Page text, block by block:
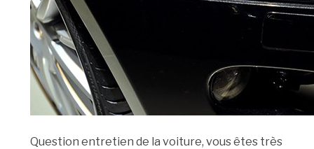
Question entretien de la voiture, vous êtes très